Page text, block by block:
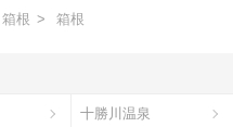
箱根 箱根
十勝川温泉